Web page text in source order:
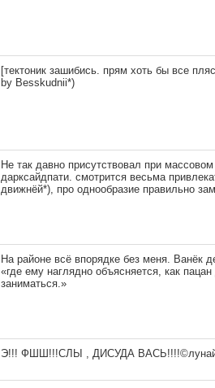
[тектоник зашибись. прям хоть бы все
by Besskudnii*)
Не так давно присутствовал при
дарксайдпати. смотрится весьма
движнёй*), про однообразие правильно
На районе всё впорядке без меня. Ванёк
«где ему наглядно объясняется, как
заниматься.»
Э!!! ФШШ!!!СЛЫ , ДИСУДА